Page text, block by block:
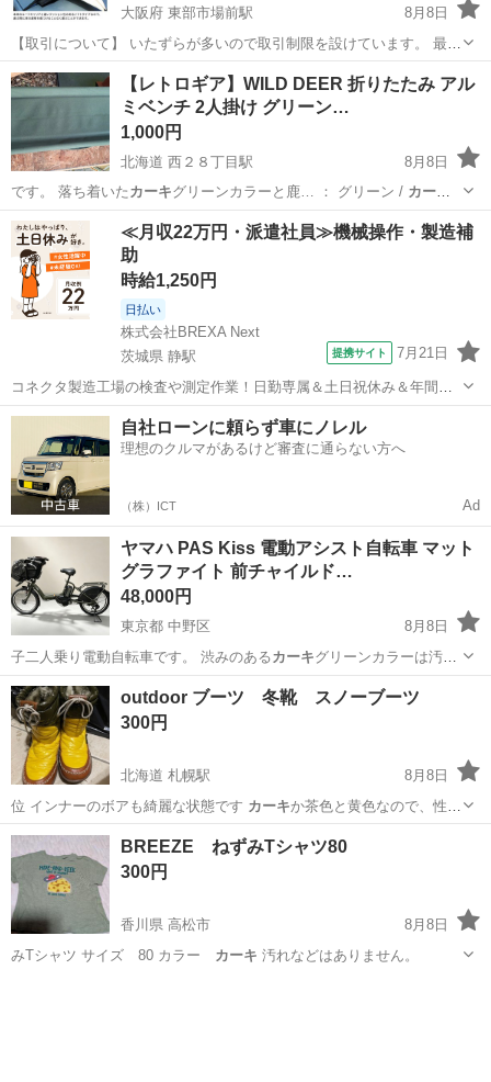
大阪府 東部市場前駅
8月8日
【取引について】 いたずらが多いので取引制限を設けています。 最初
にプロフィールを確認のうえ購入希望者のみ連絡下さい。 定型文、挨
拶不要です。 引き取り（配達）希望日 第一希望◯月◯日◯◯時 第二
希望◯月◯日◯◯時 だけで...
大阪 大阪市 東部市場前駅 キャリア
【レトロギア】WILD DEER 折りたたみ アル
ミベンチ 2人掛け グリーン…
1,000円
北海道 西２８丁目駅
8月8日
です。 落ち着いた カーキグリーンカラーと鹿… ： グリーン / カーキ
系 素材： アル…
北海道 札幌市 西２８丁目駅 その他
≪月収22万円・派遣社員≫機械操作・製造補
助
時給1,250円
日払い
株式会社BREXA Next
茨城県 静駅
提携サイト 7月21日
コネクタ製造工場の検査や測定作業！日勤専属＆土日祝休み＆年間休
日128日★クリーンルーム内作業★マイカー通勤OK＆無料駐車場あり
★就業先食堂利用可！日払い制度あり！《茨城県常陸大宮市》 人気の
工場のお仕事 ◇コネクタ製造工...
茨城 常陸大宮市 その他
自社ローンに頼らず車にノレル
理想のクルマがあるけど審査に通らない方へ
（株）ICT Ad
ヤマハ PAS Kiss 電動アシスト自転車 マット
グラファイト 前チャイルド…
48,000円
東京都 中野区
8月8日
子二人乗り電動自転車です。 渋みのあるカーキグリーンカラーは汚れ
が目立ちにくく、保…
東京 中野区 電動アシスト自転車
outdoor ブーツ 冬靴 スノーブーツ
300円
北海道 札幌駅
8月8日
位 インナーのボアも綺麗な状態です カーキか茶色と黄色なので、性別
問わず使えると…
北海道 札幌市 靴
BREEZE ねずみTシャツ80
300円
香川県 高松市
8月8日
みTシャツ サイズ 80 カラー カーキ 汚れなどはありません。